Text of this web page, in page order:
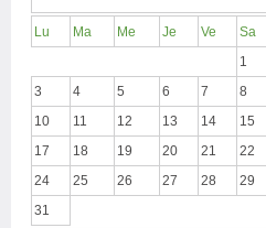
Lu Ma Me Je Ve Sa
1
3
4 5 6 7 8
10
11 12 13 14 15
17
18 19 20 21 22
24
25 26 27 28 29
31